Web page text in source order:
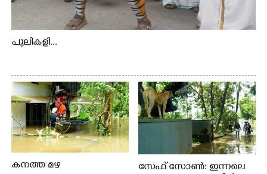
പുലികളി...
കനത്ത മഴ
സേഫ് സോൺ: ഇന്നലെ